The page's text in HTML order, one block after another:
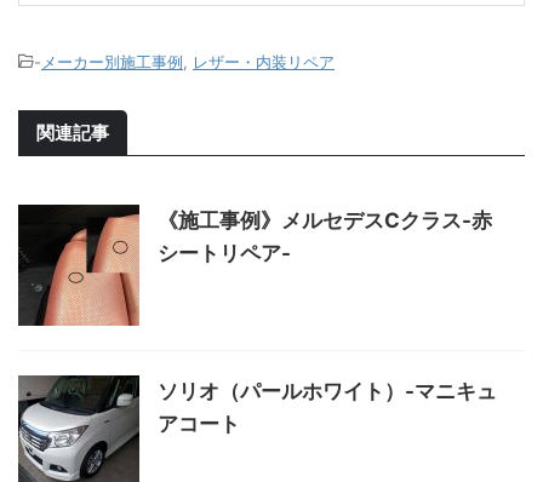
-メーカー別施工事例, レザー・内装リペア
関連記事
《施工事例》メルセデスCクラス-赤
シートリペア-
ソリオ（パールホワイト）-マニキュ
アコート